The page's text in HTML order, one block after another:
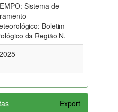
Sistema de
Boletim
da Região N.
Export